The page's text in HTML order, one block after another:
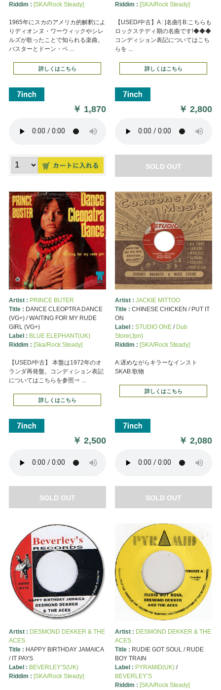
Riddim : [SKA/Rock Steady]
1965年にスカのアメリカ的解釈によ
りディオンヌ・ワーウィックやシレ
ルズが歌ったことで知られる楽曲。
バスターとドーン・ペ ...
詳しくはこちら
￥ 1,870
Riddim : [SKA/Rock Steady]
【USED/中古】A : [名曲!] B:こちらも
ロックステディ期の名曲です!◆◆◆
コンディション表記についてはこち
らを ...
詳しくはこちら
￥2,800
SOLD OUT
Artist : PRINCE BUTER
Title : DANCE CLEOPTRA DANCE
(VG+) / WAITING FOR MY RUDE
GIRL (VG+)
Label : BLUE ELEPHANT(UK)
Riddim : [Ska/Rock Steady]
【USED/中古】 本盤は1972年のオ
ランダ再発盤。コンディション表記
についてはこちらを参照⇒ ...
詳しくはこちら
￥2,500
SOLD OUT
Artist : JACKIE MITTOO
Title : CHINESE CHICKEN / PUT IT
ON
Label : STUDIO ONE/ Dub
Store(Jpn)
Riddim : [SKA/Rock Steady]
A:遅めながらキラーなインスト
SKAB:歌物
詳しくはこちら
￥2,080
SOLD OUT
Artist : DESMOND DEKKER & THE
ACES
Title : HAPPY BIRTHDAY JAMAICA
/ IT PAYS
Label : BEVERLEY’S(UK)
Riddim : [SKA/Rock Steady]
Artist : DESMOND DEKKER & THE
ACES
Title : RUDIE GOT SOUL / RUDE
BOY TRAIN
Label : PYRAMID(UK)/
BEVERLEY’S
Riddim : [SKA/Rock Steady]